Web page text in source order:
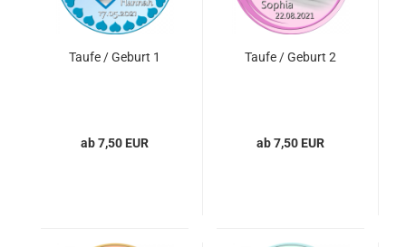
Taufe / Geburt 1
ab 7,50 EUR
Taufe / Geburt 2
ab 7,50 EUR